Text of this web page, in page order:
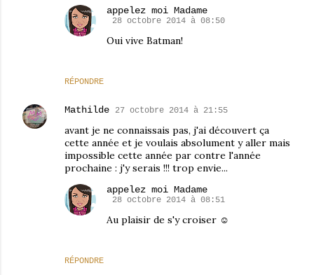
RÉPONDRE
appelez moi Madame
28 octobre 2014 à 08:50
Oui vive Batman!
Mathilde 27 octobre 2014 à 21:55
avant je ne connaissais pas, j'ai découvert ça
cette année et je voulais absolument y aller mais
impossible cette année par contre l'année
prochaine : j'y serais !!! trop envie...
RÉPONDRE
appelez moi Madame
28 octobre 2014 à 08:51
Au plaisir de s'y croiser ☺